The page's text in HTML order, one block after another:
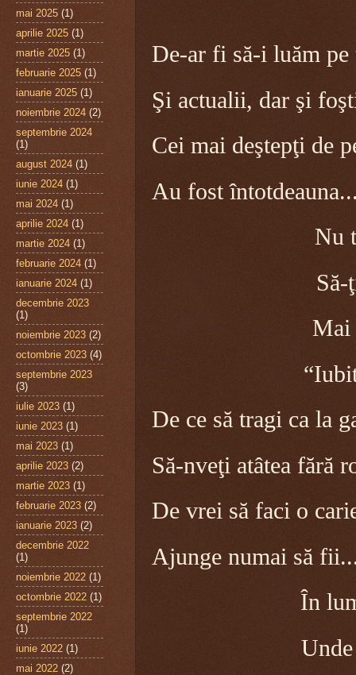
De-ar fi să-i luăm
Şi actualii, dar şi
Cei mai deştepţi de
Au fost
Nu
Să-ţi
Mai
“Iubite
De ce să tragi ca la
Să-nveţi atâtea fără
De vrei să faci o
Ajunge numai să
În
mai 2025 (1)
aprilie 2025 (1)
martie 2025 (1)
februarie 2025 (1)
ianuarie 2025 (1)
noiembrie 2024 (2)
septembrie 2024
(1)
august 2024 (1)
iunie 2024 (1)
mai 2024 (1)
aprilie 2024 (1)
martie 2024 (1)
februarie 2024 (1)
ianuarie 2024 (1)
decembrie 2023
(1)
noiembrie 2023 (2)
octombrie 2023 (4)
septembrie 2023
(3)
iulie 2023 (1)
iunie 2023 (1)
mai 2023 (1)
aprilie 2023 (2)
martie 2023 (1)
februarie 2023 (2)
ianuarie 2023 (2)
decembrie 2022
(1)
noiembrie 2022 (1)
octombrie 2022 (1)
septembrie 2022
(1)
iunie 2022 (1)
mai 2022 (2)